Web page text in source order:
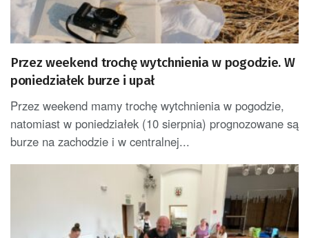
Przez weekend trochę wytchnienia w pogodzie. W
poniedziałek burze i upał
Przez weekend mamy trochę wytchnienia w pogodzie,
natomiast w poniedziałek (10 sierpnia) prognozowane są
burze na zachodzie i w centralnej...